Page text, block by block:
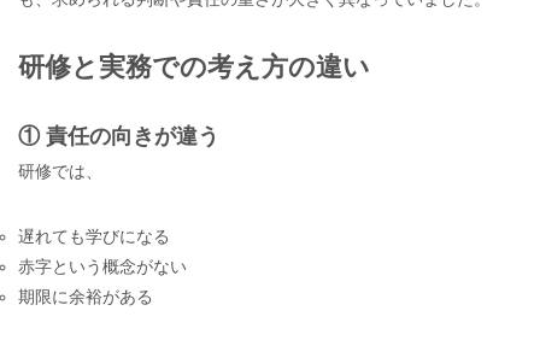
研修と実務での考え方の違い
① 責任の向きが違う
研修では、
遅れても学びになる
赤字という概念がない
期限に余裕がある